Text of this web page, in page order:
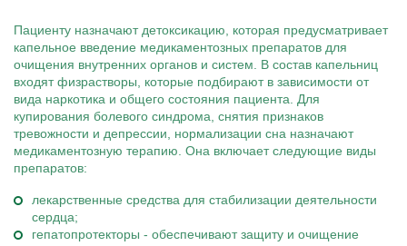
Пациенту назначают детоксикацию, которая предусматривает
капельное введение медикаментозных препаратов для
очищения внутренних органов и систем. В состав капельниц
входят физрастворы, которые подбирают в зависимости от
вида наркотика и общего состояния пациента. Для
купирования болевого синдрома, снятия признаков
тревожности и депрессии, нормализации сна назначают
медикаментозную терапию. Она включает следующие виды
препаратов:
лекарственные средства для стабилизации деятельности
сердца;
гепатопротекторы - обеспечивают защиту и очищение